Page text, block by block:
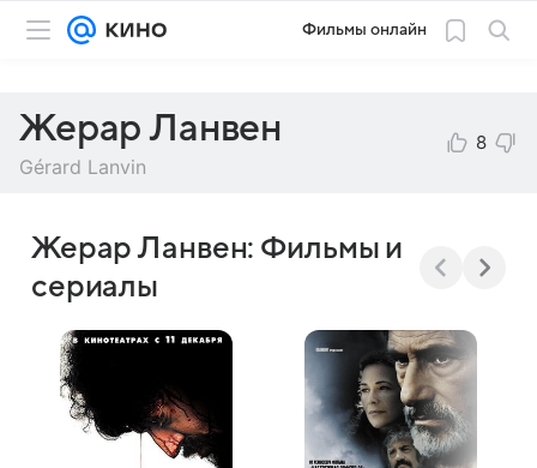
Фильмы онлайн
Жерар Ланвен
Gérard Lanvin
8
Жерар Ланвен: Фильмы и
сериалы